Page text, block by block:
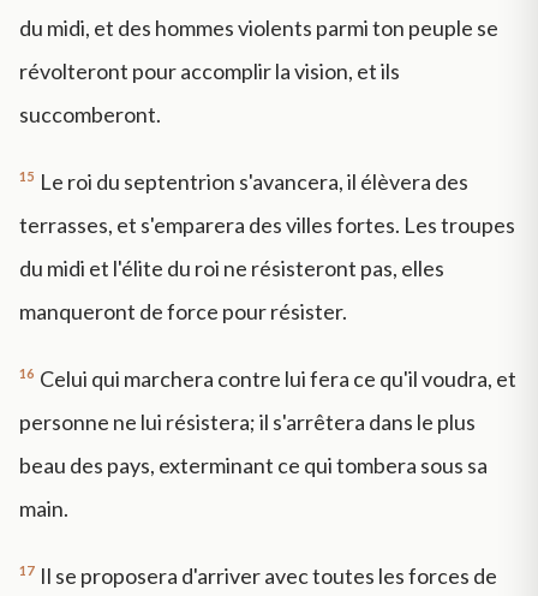
du midi, et des hommes violents parmi ton peuple se
révolteront pour accomplir la vision, et ils
succomberont.
15 Le roi du septentrion s'avancera, il élèvera des
terrasses, et s'emparera des villes fortes. Les troupes
du midi et l'élite du roi ne résisteront pas, elles
manqueront de force pour résister.
16 Celui qui marchera contre lui fera ce qu'il voudra, et
personne ne lui résistera; il s'arrêtera dans le plus
beau des pays, exterminant ce qui tombera sous sa
main.
17 Il se proposera d'arriver avec toutes les forces de